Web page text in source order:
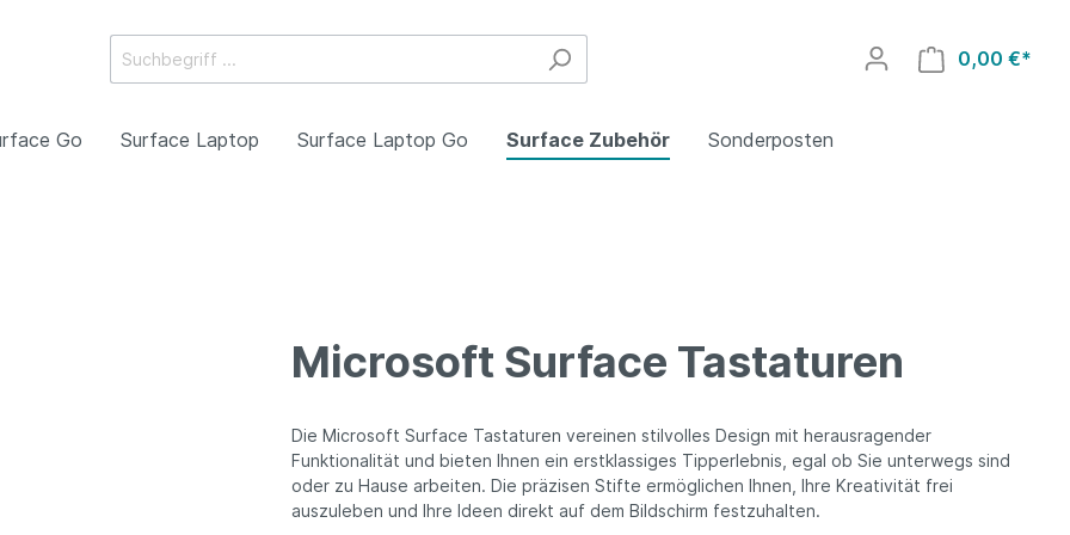
0,00 €*
Go Surface Laptop Surface Laptop Go Surface Zubehör Sonderposten
Lautsprecher
Microsoft Surface Tastaturen
Die Microsoft Surface Tastaturen vereinen stilvolles Design mit herausragender
Funktionalität und bieten Ihnen ein erstklassiges Tipperlebnis, egal ob Sie unterwegs sind
oder zu Hause arbeiten. Die präzisen Stifte ermöglichen Ihnen, Ihre Kreativität frei
auszuleben und Ihre Ideen direkt auf dem Bildschirm festzuhalten.